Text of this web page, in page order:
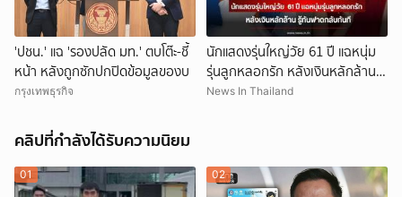
'ปชน.' แฉ 'รองปลัด มท.' ตบโต๊ะ-ชี้
หน้า หลังถูกซักปกปิดข้อมูลของบ
กรุงเทพธุรกิจ
นักแสดงรุ่นใหญ่วัย 61 ปี แฉหนุ่ม
รุ่นลูกหลอกรัก หลังเงินหลักล้าน
รู้ทันฟาดกลับทันที (ข่าวต่าง
News In Thailand
คลิปที่กำลังได้รับความนิยม
01 02